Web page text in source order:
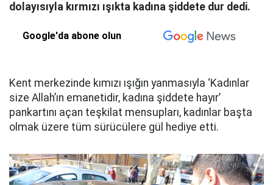
dolayısıyla kırmızı ışıkta kadına şiddete dur dedi.
Google'da abone olun
Kent merkezinde kımızı ışığın yanmasıyla ‘Kadınlar
size Allah’ın emanetidir, kadına şiddete hayır’
pankartını açan teşkilat mensupları, kadınlar başta
olmak üzere tüm sürücülere gül hediye etti.